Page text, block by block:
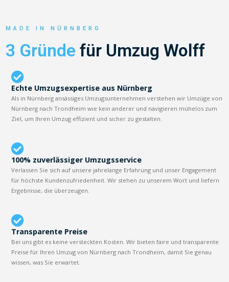
MADE IN NÜRNBERG
3 Gründe für Umzug Wolff
Echte Umzugsexpertise aus Nürnberg
Als in Nürnberg ansässiges Umzugsunternehmen verstehen wir Umzüge von
Nürnberg nach Trondheim wie kein anderer und navigieren mühelos zum
Ziel, um Ihren Umzug effizient und sicher zu gestalten.
100% zuverlässiger Umzugsservice
Verlassen Sie sich auf unsere jahrelange Erfahrung und unser Engagement
für höchste Kundenzufriedenheit. Wir stehen zu unserem Wort und liefern
Ergebnisse, die überzeugen.
Transparente Preise
Bei uns gibt es keine versteckten Kosten. Wir bieten faire und transparente
Preise für Ihren Umzug von Nürnberg nach Trondheim, damit Sie genau
wissen, was Sie erwartet.